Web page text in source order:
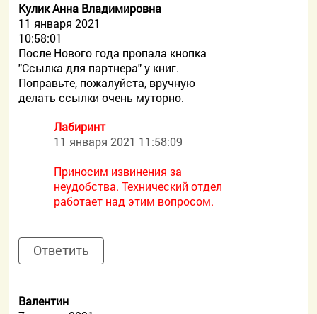
Кулик Анна Владимировна
11 января 2021
10:58:01
После Нового года пропала кнопка
"Ссылка для партнера" у книг.
Поправьте, пожалуйста, вручную
делать ссылки очень муторно.
Лабиринт
11 января 2021 11:58:09
Приносим извинения за
неудобства. Технический отдел
работает над этим вопросом.
Ответить
Валентин